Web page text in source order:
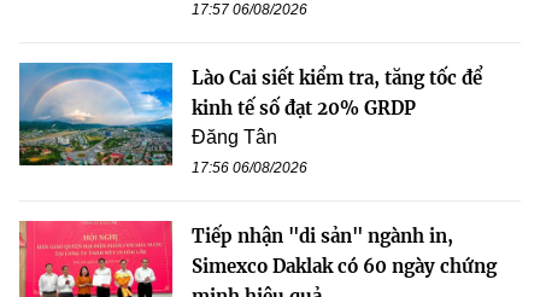
17:57 06/08/2026
Lào Cai siết kiểm tra, tăng tốc để
kinh tế số đạt 20% GRDP
Đăng Tân
17:56 06/08/2026
Tiếp nhận "di sản" ngành in,
Simexco Daklak có 60 ngày chứng